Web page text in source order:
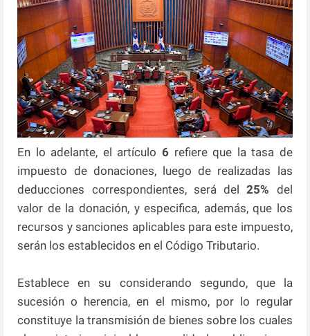
En lo adelante, el artículo 6 refiere que la tasa de
impuesto de donaciones, luego de realizadas las
deducciones correspondientes, será del 25% del
valor de la donación, y especifica, además, que los
recursos y sanciones aplicables para este impuesto,
serán los establecidos en el Código Tributario.
Establece en su considerando segundo, que la
sucesión o herencia, en el mismo, por lo regular
constituye la transmisión de bienes sobre los cuales